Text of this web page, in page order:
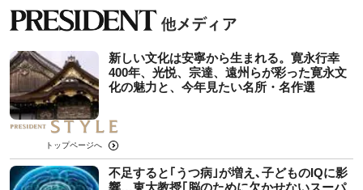
新しい文化は安寧から生まれる。寛永行幸
400年、光悦、宗達、遠州らが彩った寛永文
化の魅力と、今年見たい名所・名作選
トップページへ
不足すると｢うつ病｣が増え､子どものIQに影